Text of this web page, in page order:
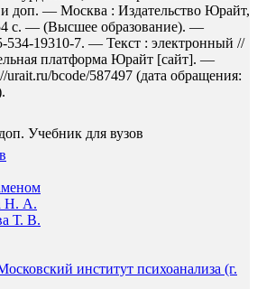
и доп. — Москва : Издательство Юрайт,
с. — (Высшее образование). —
534-19310-7. — Текст : электронный //
платформа Юрайт [сайт]. —
urait.ru/bcode/587497 (дата обращения:
Учебник для вузов
Н. А.
Т. В.
институт психоанализа (г.